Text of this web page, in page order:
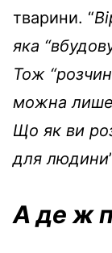
тварини. “
яка
Тож
можна лише
Що як ви
для людини
А де ж